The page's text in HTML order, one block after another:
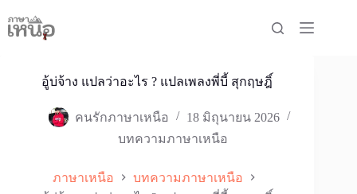
to
content
อู้บ่จ้าง แปลว่าอะไร ? แปลเพลงพี่บี้ สุกฤษฎิ์
คนรักภาษาเหนือ
18 มิถุนายน 2026
บทความภาษาเหนือ
ภาษาเหนือ
บทความภาษาเหนือ